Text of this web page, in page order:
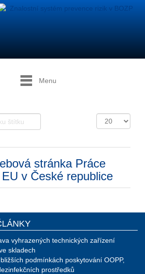
Menu
Počet
zobrazení
stránka Práce
v České republice
vyhrazených technických zařízení
skladech
podmínkách poskytování OOPP,
prostředků